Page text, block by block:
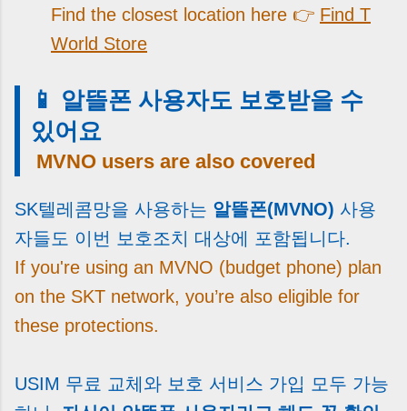
Find the closest location here 👉 Find T
World Store
📱 알뜰폰 사용자도 보호받을 수
있어요
MVNO users are also covered
SK텔레콤망을 사용하는 알뜰폰(MVNO) 사용
자들도 이번 보호조치 대상에 포함됩니다.
If you're using an MVNO (budget phone) plan
on the SKT network, you’re also eligible for
these protections.
USIM 무료 교체와 보호 서비스 가입 모두 가능